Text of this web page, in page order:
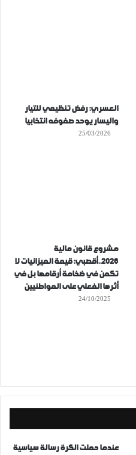
العسري: رفض تنظيمي للتيار
واليسار يوحد صفوفه انتخابيا
25/03/2026
مشروع قانون مالية
2026..أقصبي: قيمة الميزانيات لا
تكمن في ضخامة أرقامها بل في
أثرها الفعلي على المواطنيين
24/10/2025
عندما حملت الكرة رسالة سياسية